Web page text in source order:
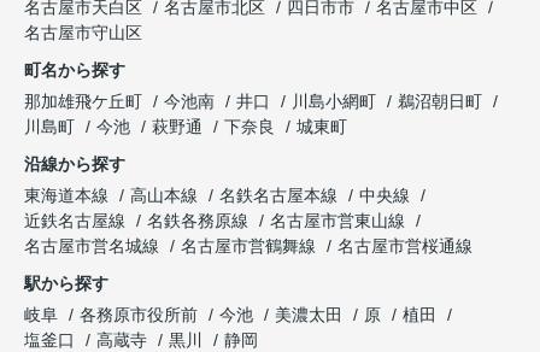
名古屋市天白区
名古屋市北区 四日市市
名古屋市中区
名古屋市守山区
町名から探す
那加雄飛ケ丘町
今池南 井口 川島小網町
鵜沼朝日町
川島町
今池 萩野通 下奈良
城東町
沿線から探す
東海道本線
高山本線 名鉄名古屋本線
中央線
近鉄名古屋線
名鉄各務原線
名古屋市営東山線
名古屋市営名城線
名古屋市営鶴舞線
名古屋市営桜通線
駅から探す
岐阜
各務原市役所前 今池 美濃太田 原
植田
塩釜口
高蔵寺 黒川 静岡